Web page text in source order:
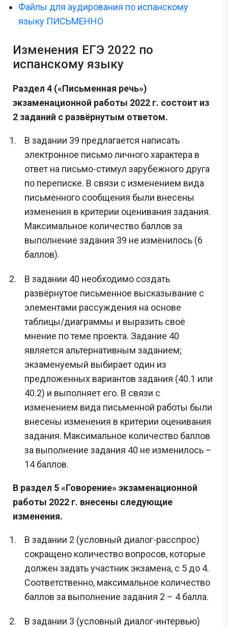
Файлы для аудирования по испанскому
языку ПИСЬМЕННО
Изменения ЕГЭ 2022 по
испанскому языку
Раздел 4 («Письменная речь»)
экзаменационной работы 2022 г. состоит из
2 заданий с развёрнутым ответом.
В задании 39 предлагается написать
электронное письмо личного характера в
ответ на письмо-стимул зарубежного друга
по переписке. В связи с изменением вида
письменного сообщения были внесены
изменения в критерии оценивания задания.
Максимальное количество баллов за
выполнение задания 39 не изменилось (6
баллов).
В задании 40 необходимо создать
развёрнутое письменное высказывание с
элементами рассуждения на основе
таблицы/диаграммы и выразить своё
мнение по теме проекта. Задание 40
является альтернативным заданием;
экзаменуемый выбирает один из
предложенных вариантов задания (40.1 или
40.2) и выполняет его. В связи с
изменением вида письменной работы были
внесены изменения в критерии оценивания
задания. Максимальное количество баллов
за выполнение задания 40 не изменилось –
14 баллов.
В раздел 5 «Говорение» экзаменационной
работы 2022 г. внесены следующие
изменения.
В задании 2 (условный диалог-расспрос)
сокращено количество вопросов, которые
должен задать участник экзамена, с 5 до 4.
Соответственно, максимальное количество
баллов за выполнение задания 2 – 4 балла.
В задании 3 (условный диалог-интервью)